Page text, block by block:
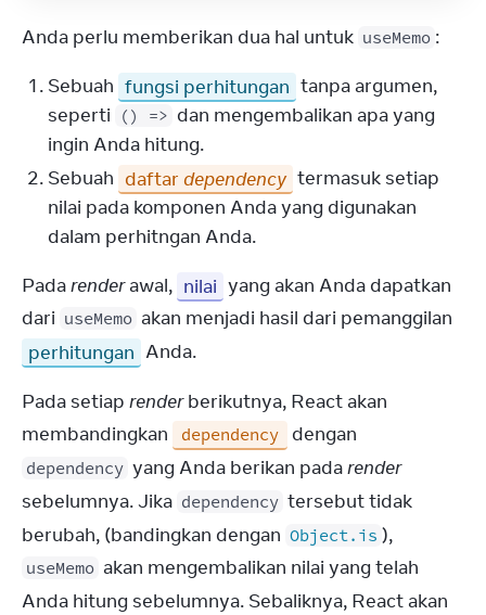
Anda perlu memberikan dua hal untuk useMemo :
Sebuah fungsi perhitungan tanpa argumen,
seperti
() => dan mengembalikan apa yang
ingin Anda hitung.
Sebuah daftar dependency termasuk setiap
nilai pada komponen Anda yang digunakan
dalam perhitngan Anda.
Pada render awal, nilai yang akan Anda dapatkan
dari useMemo
perhitungan Anda.
Pada setiap render berikutnya, React akan
membandingkan
dependency
dependency yang Anda berikan pada render
sebelumnya. Jika dependency tersebut tidak
berubah, (bandingkan dengan Object.is
useMemo akan mengembalikan nilai yang telah
Anda hitung sebelumnya. Sebaliknya, React akan